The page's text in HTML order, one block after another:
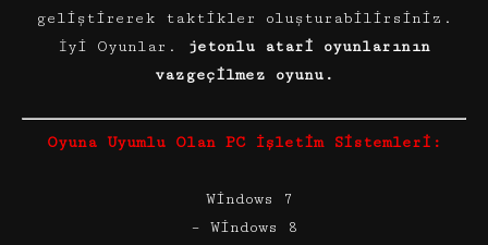
geliştirerek taktikler oluşturabilirsiniz.
İyi Oyunlar.
jetonlu atari oyunlarının
vazgeçilmez oyunu.
Oyuna Uyumlu Olan PC İşletim Sistemleri:
Windows 7
– Windows 8